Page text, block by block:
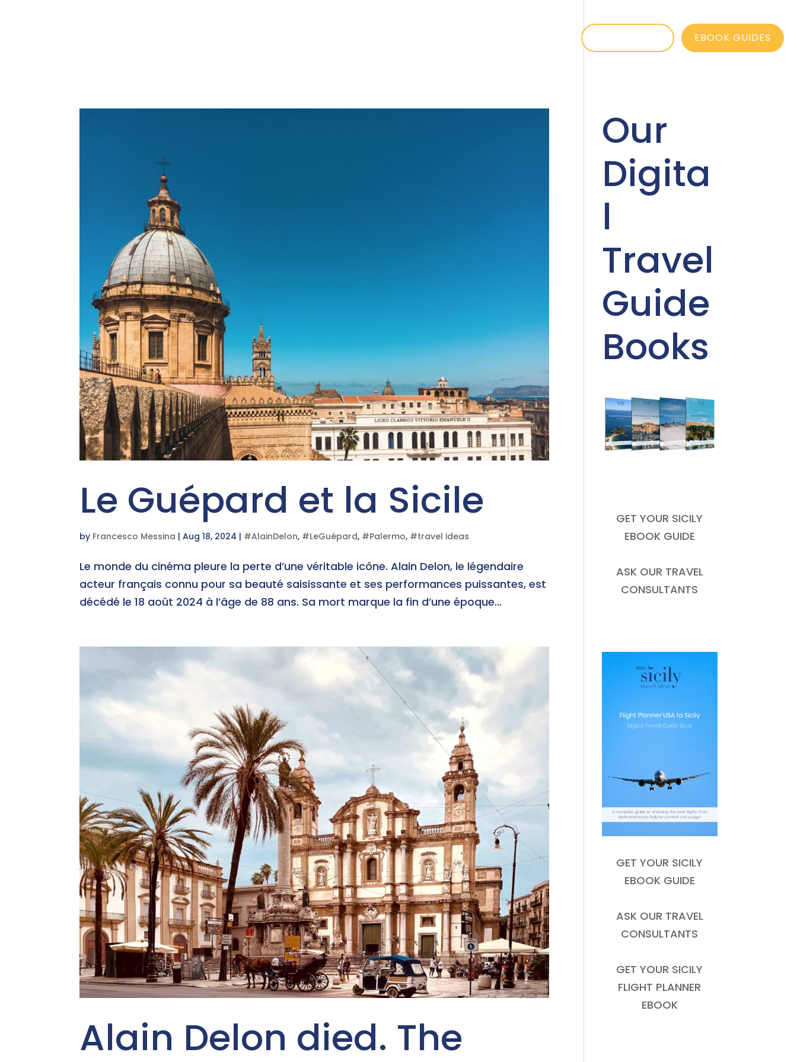
EBOOK GUIDES
FAQ
Le Guépard et la Sicile
by Francesco Messina |Aug 18, 2024 | #AlainDelon, #LeGuépard, #Palermo, #travel ideas
Le monde du cinéma pleure la perte d’une véritable icône. Alain Delon, le légendaire
acteur français connu pour sa beauté saisissante et ses performances puissantes, est
décédé le 18 août 2024 à l’âge de 88 ans. Sa mort marque la fin d’une époque...
Alain Delon died. The
Our
Digita
l
Travel
Guide
Books
GET YOUR SICILY
EBOOK GUIDE
ASK OUR TRAVEL
CONSULTANTS
GET YOUR SICILY
EBOOK GUIDE
ASK OUR TRAVEL
CONSULTANTS
GET YOUR SICILY
FLIGHT PLANNER
EBOOK